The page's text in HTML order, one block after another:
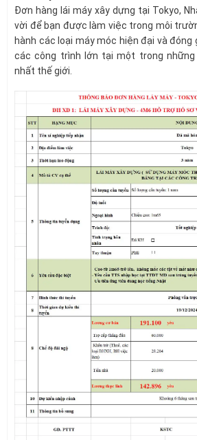
Đơn hàng lái máy xây dựng tại Tokyo,
vời để bạn được làm việc trong môi
hành các loại máy móc hiện đại và đóng
các công trình lớn tại một trong
nhất thế giới.